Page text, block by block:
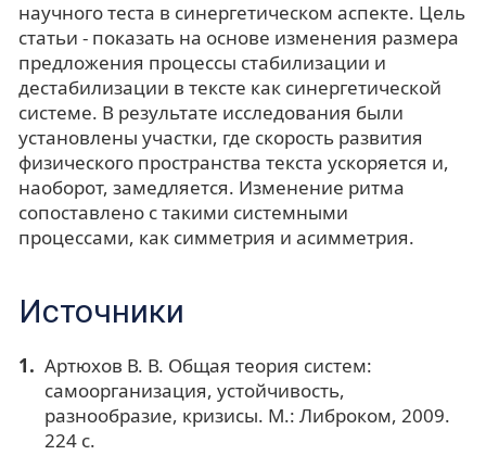
научного теста в синергетическом аспекте. Цель
статьи - показать на основе изменения размера
предложения процессы стабилизации и
дестабилизации в тексте как синергетической
системе. В результате исследования были
установлены участки, где скорость развития
физического пространства текста ускоряется и,
наоборот, замедляется. Изменение ритма
сопоставлено с такими системными
процессами, как симметрия и асимметрия.
Источники
Артюхов В. В. Общая теория систем:
самоорганизация, устойчивость,
разнообразие, кризисы. М.: Либроком, 2009.
224 с.